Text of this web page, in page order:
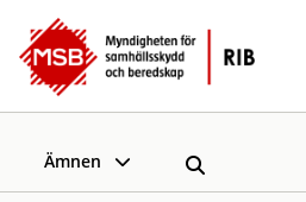
Ämnen